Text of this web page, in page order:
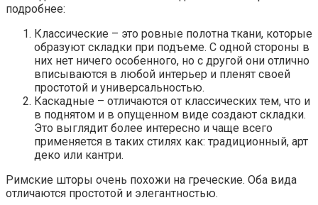
подробнее:
Классические – это ровные полотна ткани, которые
образуют складки при подъеме. С одной стороны в
них нет ничего особенного, но с другой они отлично
вписываются в любой интерьер и пленят своей
простотой и универсальностью.
Каскадные – отличаются от классических тем, что и
в поднятом и в опущенном виде создают складки.
Это выглядит более интересно и чаще всего
применяется в таких стилях как: традиционный, арт
деко или кантри.
Римские шторы очень похожи на греческие. Оба вида
отличаются простотой и элегантностью.